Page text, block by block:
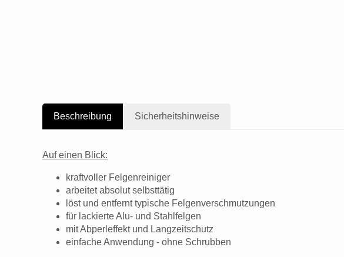
Beschreibung Sicherheitshinweise
Auf einen Blick:
kraftvoller Felgenreiniger
arbeitet absolut selbsttätig
löst und entfernt typische Felgenverschmutzungen
für lackierte Alu- und Stahlfelgen
mit Abperleffekt und Langzeitschutz
einfache Anwendung - ohne Schrubben